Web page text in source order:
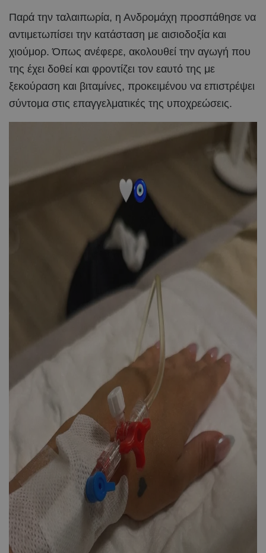
Παρά την ταλαιπωρία, η Ανδρομάχη προσπάθησε να
αντιμετωπίσει την κατάσταση με αισιοδοξία και
χιούμορ. Όπως ανέφερε, ακολουθεί την αγωγή που
της έχει δοθεί και φροντίζει τον εαυτό της με
ξεκούραση και βιταμίνες, προκειμένου να επιστρέψει
σύντομα στις επαγγελματικές της υποχρεώσεις.